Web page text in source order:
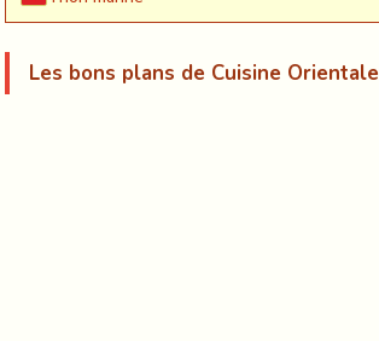
Les bons plans de Cuisine Orientale